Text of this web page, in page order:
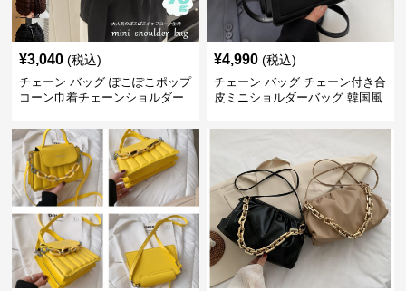
¥3,040 (税込)
チェーン バッグ ぽこぽこポップ
コーン巾着チェーンショルダー
¥4,990 (税込)
チェーン バッグ チェーン付き合
皮ミニショルダーバッグ 韓国風